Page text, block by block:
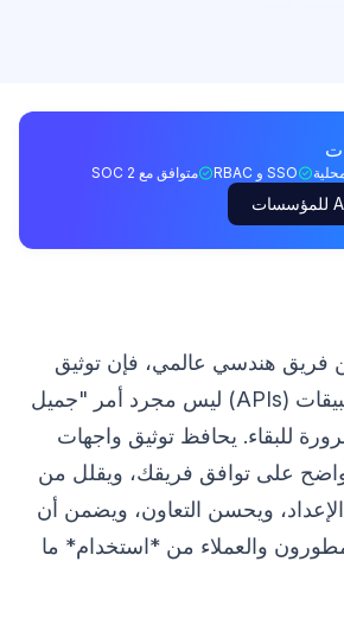
SSO و RBAC متوافق مع SOC 2
فريق هندسي عالمي، فإن توثيق
واجهات برمجة التطبيقات (APIs) ليس مجرد أمر "جميل
للبقاء. يحافظ توثيق واجهات
على توافق فريقك، ويقلل من
ويحسن التعاون، ويضمن أن
والعملاء من *استخدام* ما